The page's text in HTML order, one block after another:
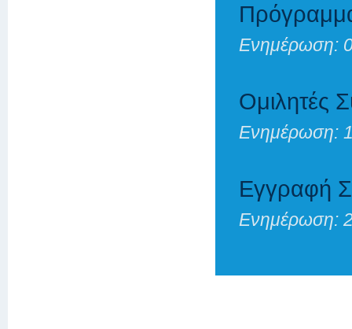
Ενημέρωση:
Ομιλητές
Ενημέρωση:
Εγγραφή
Ενημέρωση: